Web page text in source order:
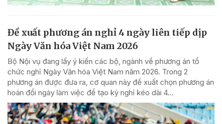
Đề xuất phương án nghỉ 4 ngày liên tiếp dịp
Ngày Văn hóa Việt Nam 2026
Bộ Nội vụ đang lấy ý kiến các bộ, ngành về phương án tổ
chức nghỉ Ngày Văn hóa Việt Nam năm 2026. Trong 2
phương án được đưa ra, cơ quan này đề xuất chọn phương án
hoán đổi ngày làm việc để tạo kỳ nghỉ kéo dài 4...